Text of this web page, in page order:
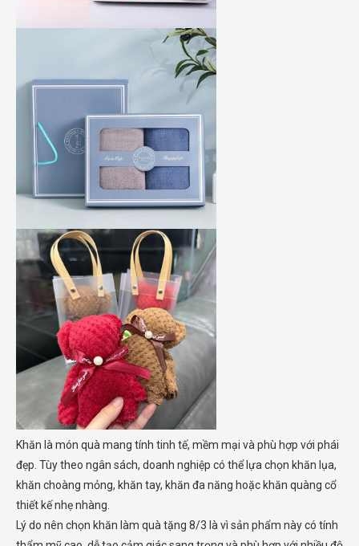
Khăn là món quà mang tính tinh tế, mềm mại và phù hợp với phái
đẹp. Tùy theo ngân sách, doanh nghiệp có thể lựa chọn khăn lụa,
khăn choàng mỏng, khăn tay, khăn đa năng hoặc khăn quàng cổ
thiết kế nhẹ nhàng.
Lý do nên chọn khăn làm quà tặng 8/3 là vì sản phẩm này có tính